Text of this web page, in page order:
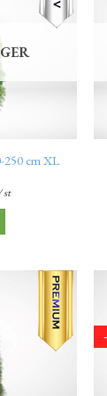
250 cm XL
st